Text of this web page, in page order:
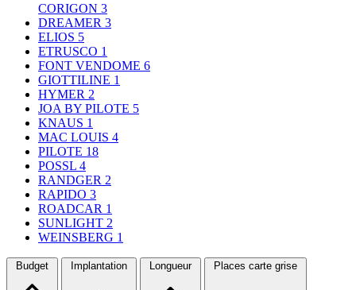
CORIGON 3
DREAMER 3
ELIOS 5
ETRUSCO 1
FONT VENDOME 6
GIOTTILINE 1
HYMER 2
JOA BY PILOTE 5
KNAUS 1
MAC LOUIS 4
PILOTE 18
POSSL 4
RANDGER 2
RAPIDO 3
ROADCAR 1
SUNLIGHT 2
WEINSBERG 1
Budget Implantation Longueur Places carte grise